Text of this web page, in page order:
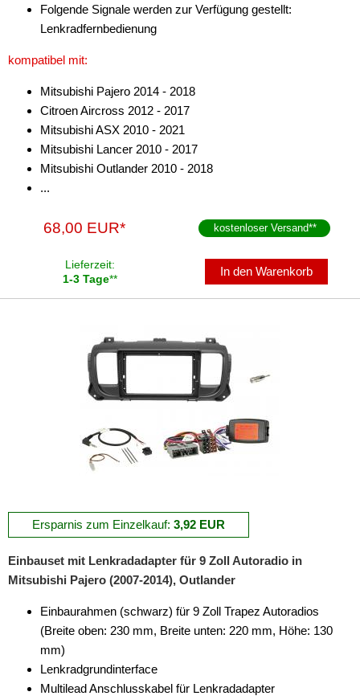
Folgende Signale werden zur Verfügung gestellt:
Lenkradfernbedienung
kompatibel mit:
Mitsubishi Pajero 2014 - 2018
Citroen Aircross 2012 - 2017
Mitsubishi ASX 2010 - 2021
Mitsubishi Lancer 2010 - 2017
Mitsubishi Outlander 2010 - 2018
...
68,00 EUR* kostenloser Versand**
Lieferzeit:
1-3 Tage**
In den Warenkorb
Ersparnis zum Einzelkauf: 3,92 EUR
Einbauset mit Lenkradadapter für 9 Zoll Autoradio in
Mitsubishi Pajero (2007-2014), Outlander
Einbaurahmen (schwarz) für 9 Zoll Trapez Autoradios
(Breite oben: 230 mm, Breite unten: 220 mm, Höhe: 130
mm)
Lenkradgrundinterface
Multilead Anschlusskabel für Lenkradadapter